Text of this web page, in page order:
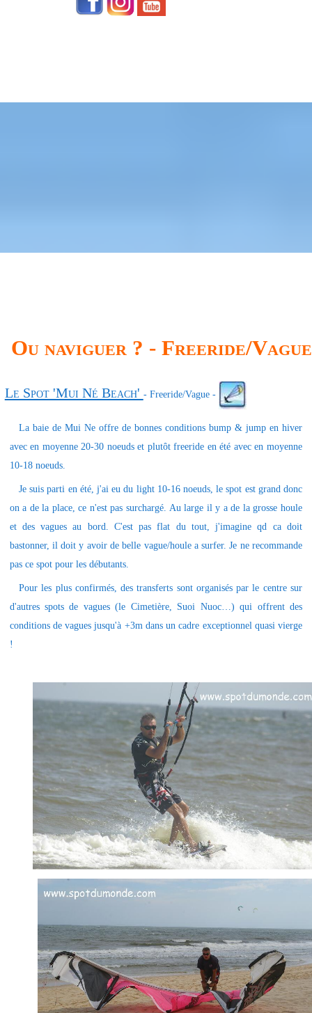
Ou naviguer ? - Freeride/Vague
Le Spot 'Mui Né Beach' - Freeride/Vague -
La baie de Mui Ne offre de bonnes conditions bump & jump en hiver
avec en moyenne 20-30 noeuds et plutôt freeride en été avec en moyenne
10-18 noeuds.
Je suis parti en été, j'ai eu du light 10-16 noeuds, le spot est grand donc
on a de la place, ce n'est pas surchargé. Au large il y a de la grosse houle
et des vagues au bord. C'est pas flat du tout, j'imagine qd ca doit
bastonner, il doit y avoir de belle vague/houle a surfer. Je ne recommande
pas ce spot pour les débutants.
Pour les plus confirmés, des transferts sont organisés par le centre sur
d'autres spots de vagues (le Cimetière, Suoi Nuoc…) qui offrent des
conditions de vagues jusqu'à +3m dans un cadre exceptionnel quasi vierge
!